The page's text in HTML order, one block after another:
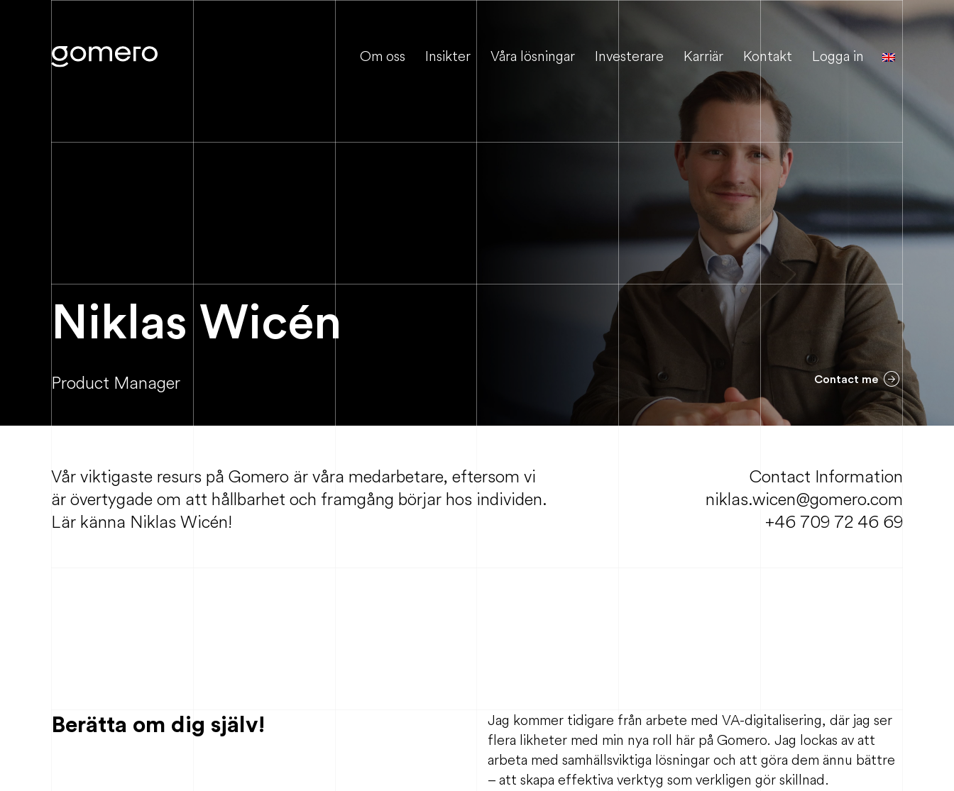
Om oss Insikter Våra lösningar Investerare Karriär Kontakt Logga in
Niklas Wicén
Product Manager Contact me
Vår viktigaste resurs på Gomero är våra medarbetare, eftersom vi
är övertygade om att hållbarhet och framgång börjar hos individen.
Lär känna Niklas Wicén!
Contact Information
niklas.wicen@gomero.com
+46 709 72 46 69
Berätta om dig själv!
Jag kommer tidigare från arbete med VA-digitalisering, där jag ser
flera likheter med min nya roll här på Gomero. Jag lockas av att
arbeta med samhällsviktiga lösningar och att göra dem ännu bättre
– att skapa effektiva verktyg som verkligen gör skillnad.